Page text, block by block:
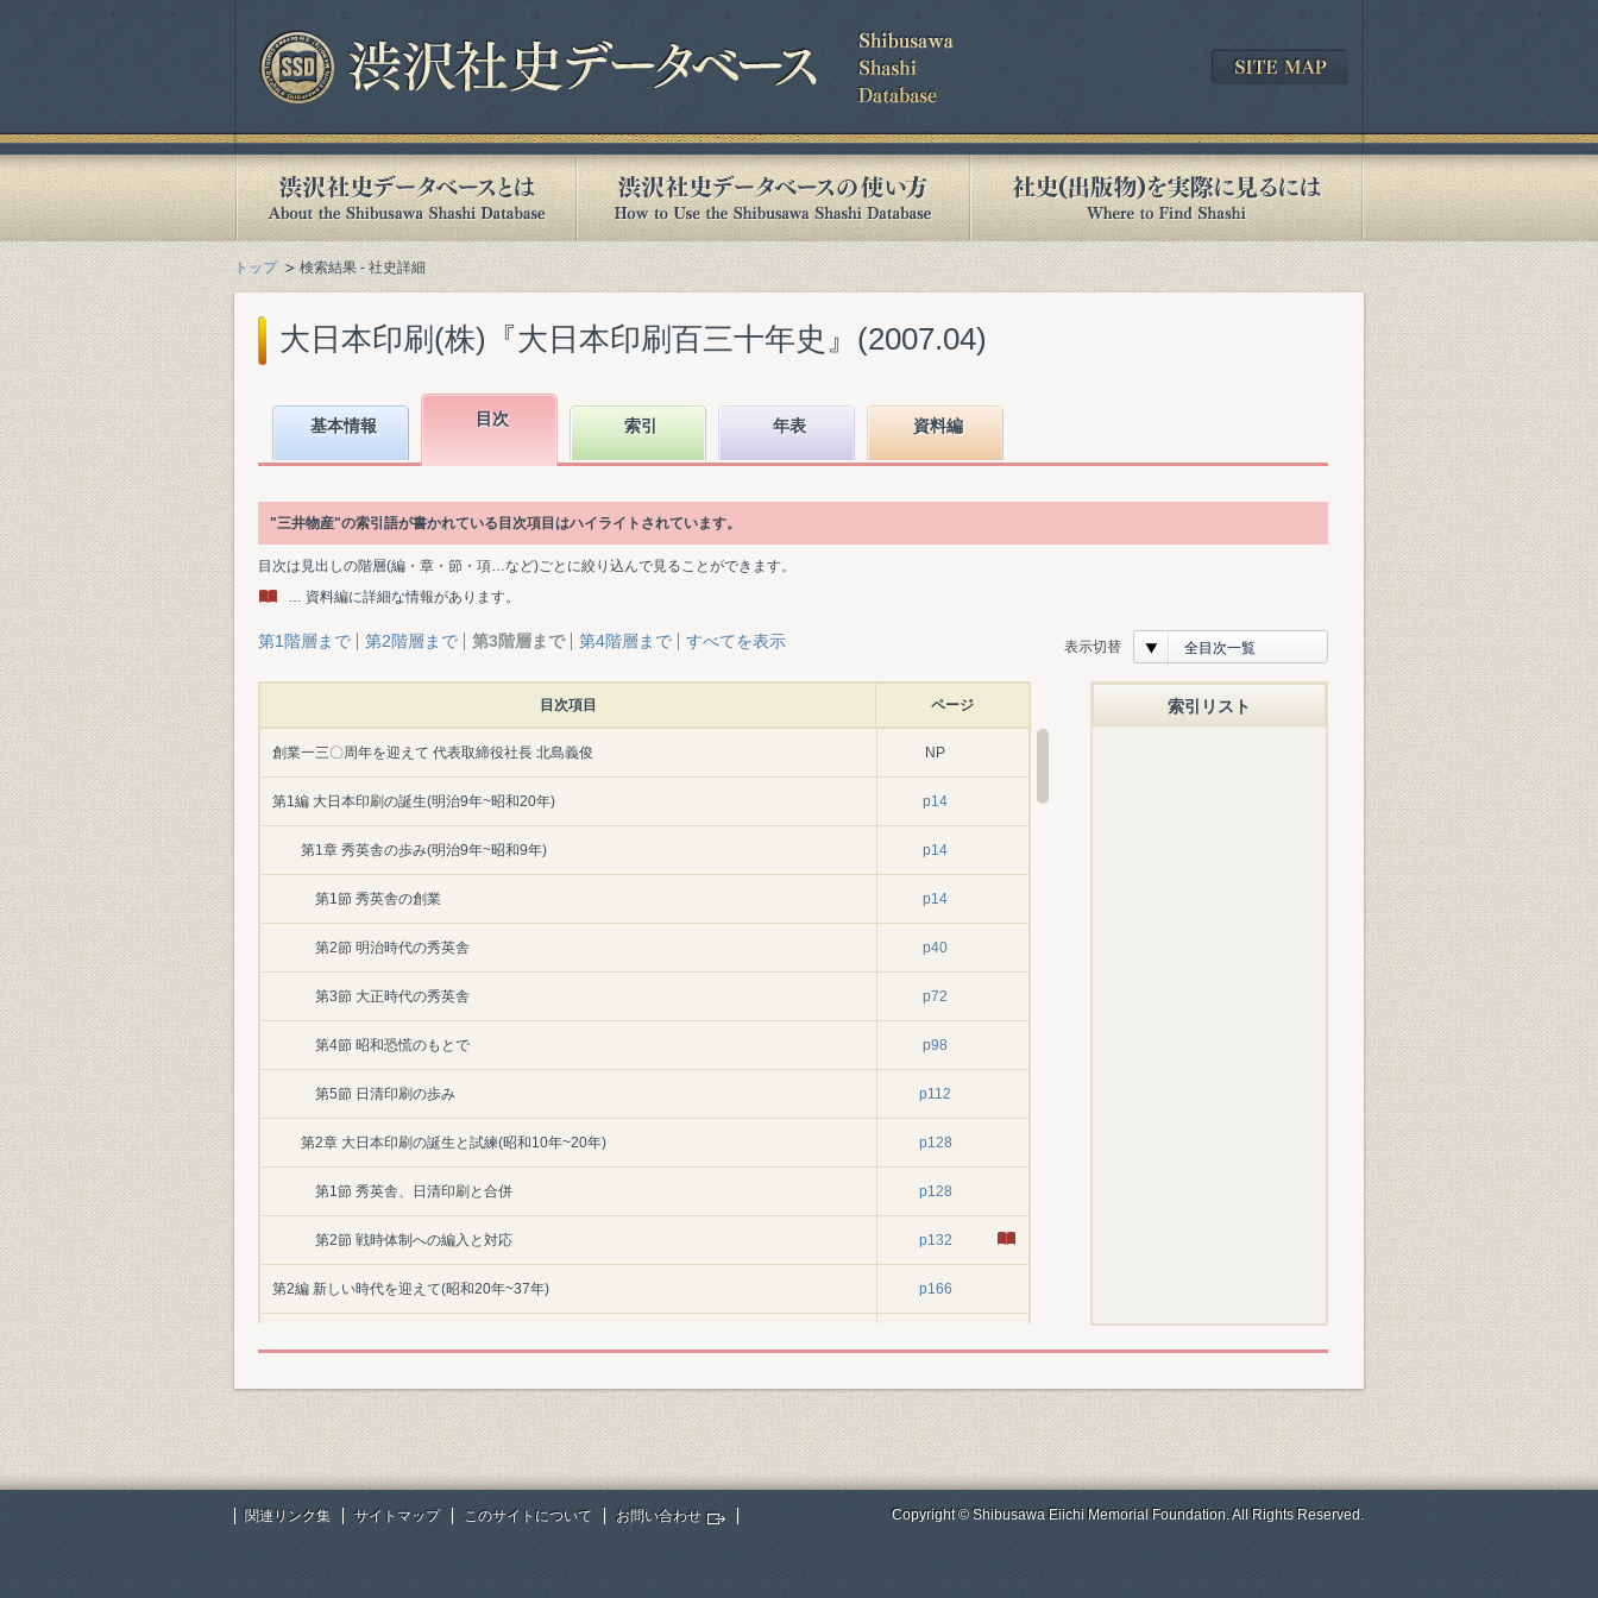
トップ 検索結果 - 社史詳細
大日本印刷(株)『大日本印刷百三十年史』(2007.04)
基本情報 目次 索引 年表 資料編
"三井物産"の索引語が書かれている目次項目はハイライトされています。
目次は見出しの階層(編・章・節・項…など)ごとに絞り込んで見ることができます。
… 資料編に詳細な情報があります。
第1階層まで 第2階層まで 第3階層まで 第4階層まで すべてを表示 表示切替 全目次一覧
目次項目 ページ
創業一三〇周年を迎えて 代表取締役社長 北島義俊 NP
第1編 大日本印刷の誕生(明治9年~昭和20年) p14
第1章 秀英舎の歩み(明治9年~昭和9年) p14
第1節 秀英舎の創業 p14
第2節 明治時代の秀英舎 p40
第3節 大正時代の秀英舎 p72
第4節 昭和恐慌のもとで p98
第5節 日清印刷の歩み p112
第2章 大日本印刷の誕生と試練(昭和10年~20年) p128
第1節 秀英舎、日清印刷と合併 p128
第2節 戦時体制への編入と対応 p132
第2編 新しい時代を迎えて(昭和20年~37年) p166
第1節 新しい日本の誕生 p166
第2節 終戦後の大日本印刷 p176
第3節 円満な労使関係の確立 p196
索引リスト
関連リンク集 サイトマップ このサイトについて お問い合わせ Copyright © Shibusawa Eiichi Memorial Foundation. All Rights Reserved.